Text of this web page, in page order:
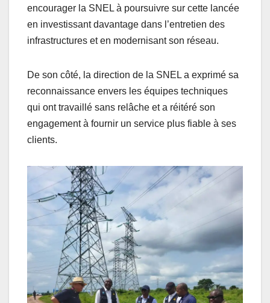
encourager la SNEL à poursuivre sur cette lancée
en investissant davantage dans l’entretien des
infrastructures et en modernisant son réseau.
De son côté, la direction de la SNEL a exprimé sa
reconnaissance envers les équipes techniques
qui ont travaillé sans relâche et a réitéré son
engagement à fournir un service plus fiable à ses
clients.